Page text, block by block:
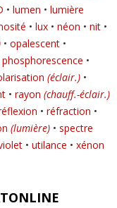
• lumen • lumière
• lux • néon • nit •
• opalescent •
phosphorescence •
(éclair.) •
• rayon (chauff.-éclair.)
• réfraction •
(lumière) • spectre
• utilance • xénon